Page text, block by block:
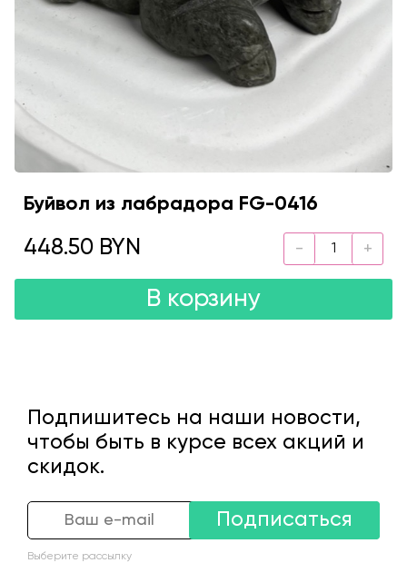
Буйвол из лабрадора FG-0416
448.50 BYN
В корзину
Подпишитесь на наши новости,
чтобы быть в курсе всех акций и
скидок.
Подписаться
Выберите рассылку